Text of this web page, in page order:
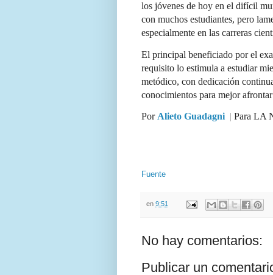
los jóvenes de hoy en el difícil
con muchos estudiantes, pero
especialmente en las carreras
El principal beneficiado por el
requisito lo estimula a estudiar
metódico, con dedicación
conocimientos para mejor
Por Alieto Guadagni | Para LA
Fuente
en 9:51
No hay comentarios:
Publicar un